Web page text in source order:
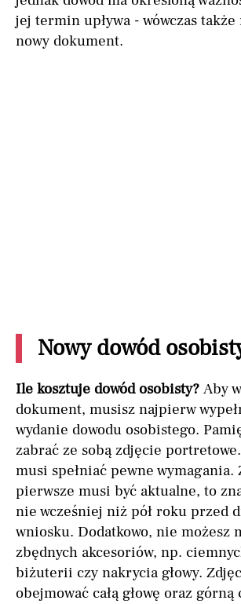
jej termin upływa - wówczas
nowy dokument.
Nowy dowód
Ile kosztuje dowód osobisty? Aby
dokument, musisz najpierw
wydanie dowodu osobistego.
zabrać ze sobą zdjęcie
musi spełniać pewne wymagania.
pierwsze musi być aktualne, to
nie wcześniej niż pół roku przed
wniosku. Dodatkowo, nie możesz
zbędnych akcesoriów, np.
biżuterii czy nakrycia głowy.
obejmować całą głowę oraz górną